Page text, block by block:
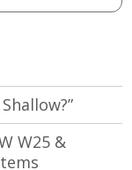
W25 &